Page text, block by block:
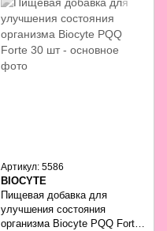
Артикул: 5586
BIOCYTE
Пищевая добавка для
улучшения состояния
организма Biocyte PQQ Forte